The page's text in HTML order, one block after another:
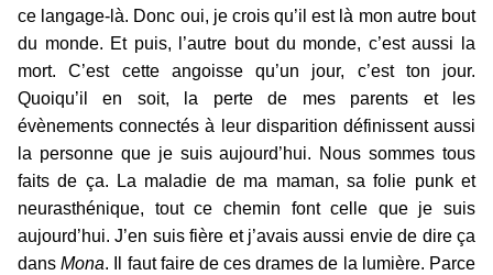
ce langage-là. Donc oui, je crois qu’il est là mon autre bout
du monde. Et puis, l’autre bout du monde, c’est aussi la
mort. C’est cette angoisse qu’un jour, c’est ton jour.
Quoiqu’il en soit, la perte de mes parents et les
évènements connectés à leur disparition définissent aussi
la personne que je suis aujourd’hui. Nous sommes tous
faits de ça. La maladie de ma maman, sa folie punk et
neurasthénique, tout ce chemin font celle que je suis
aujourd’hui. J’en suis fière et j’avais aussi envie de dire ça
dansMona. Il faut faire de ces drames de la lumière. Parce